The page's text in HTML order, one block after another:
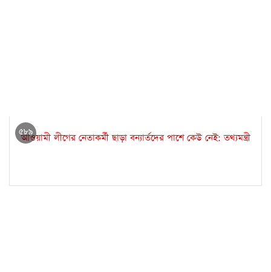
৫৮৯
আওয়ামী লীগের নেতাকর্মী ছাড়া বন্যার্তদের পাশে কেউ নেই: তথ্যমন্ত্রী